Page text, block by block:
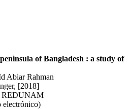
of Bangladesh : a study of
Abiar Rahman
[2018]
REDUNAM
electrónico)